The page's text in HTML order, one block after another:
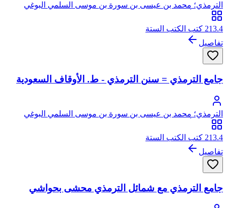
الترمذي؛ محمد بن عيسى بن سورة بن موسى السلمي البوغي
الترمذي، أبو عيسى
213.4 كتب الكتب الستة
تفاصيل
جامع الترمذي = سنن الترمذي - ط. الأوقاف السعودية
الترمذي؛ محمد بن عيسى بن سورة بن موسى السلمي البوغي
الترمذي، أبو عيسى
213.4 كتب الكتب الستة
تفاصيل
جامع الترمذي مع شمائل الترمذي محشى بحواشي